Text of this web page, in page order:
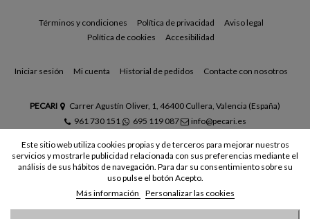
Términos y condiciones Política de privacidad
Aviso legal
Política de cookies
Accesibilidad
Iniciar sesión Mi cuenta Historial de pedidos Contacte con nosotros
PECARI
Carrer Agustín Oliver, 1, 46400 Cullera, Valencia (España)
961 730 151
695 119 087 info@pecari.es
Este sitio web utiliza cookies propias y de terceros para mejorar nuestros
servicios y mostrarle publicidad relacionada con sus preferencias mediante el
análisis de sus hábitos de navegación. Para dar su consentimiento sobre su
uso pulse el botón Acepto.
Más información
Personalizar las cookies
© Todos los derechos reservados - Powered bybytefactory